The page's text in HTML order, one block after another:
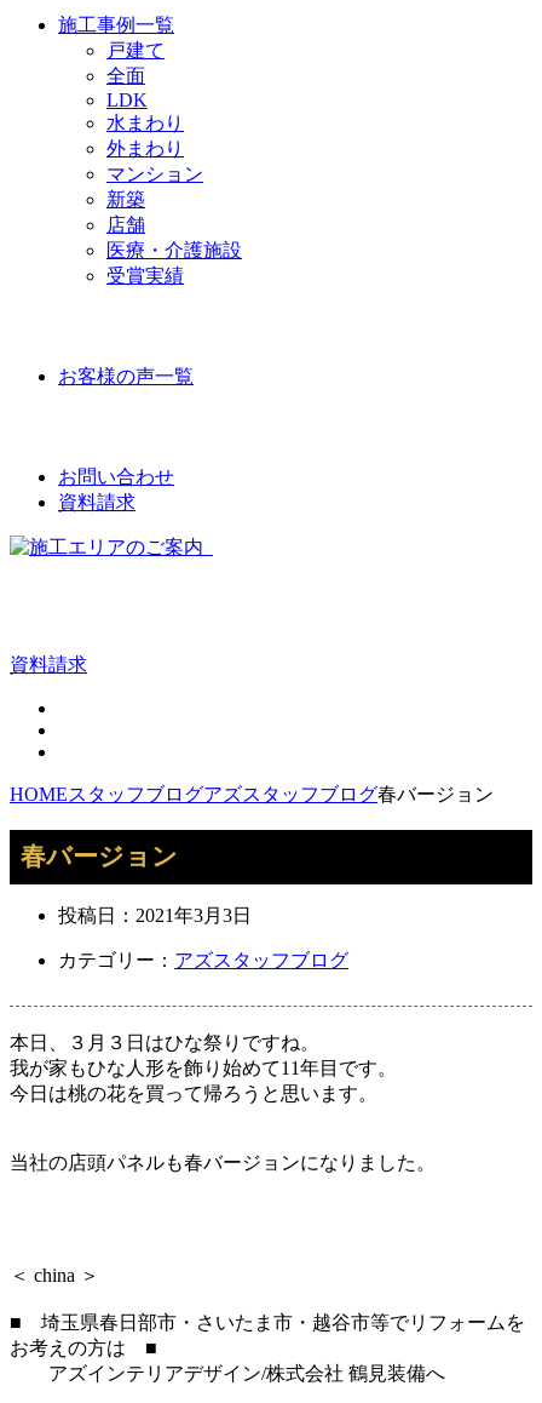
施工事例一覧
戸建て
全面
LDK
水まわり
外まわり
マンション
新築
店舗
医療・介護施設
受賞実績
お客様の声一覧
お問い合わせ
資料請求
資料請求
HOMEスタッフブログアズスタッフブログ春バージョン
春バージョン
投稿日： 2021年3月3日
カテゴリー： アズスタッフブログ
本日、３月３日はひな祭りですね。
我が家もひな人形を飾り始めて11年目です。
今日は桃の花を買って帰ろうと思います。
当社の店頭パネルも春バージョンになりました。
＜ china ＞
■ 埼玉県春日部市・さいたま市・越谷市等でリフォームを
お考えの方は ■
アズインテリアデザイン/株式会社 鶴見装備へ